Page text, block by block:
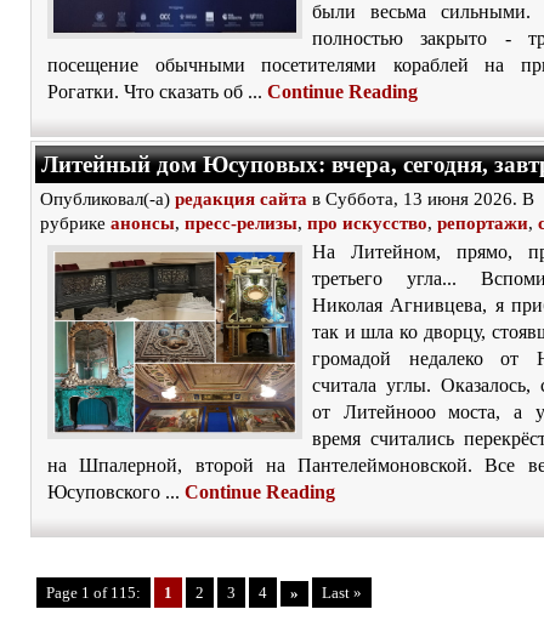
были весьма
полностью закрыто -
посещение обычными посетителями кораблей на
Рогатки. Что сказать об ... Continue Reading
Литейный дом Юсуповых: вчера, сегодня,
Опубликовал(-а) редакция сайта в Суббота, 13 июня 2026. В
рубрике анонсы, пресс-релизы, про искусство, репортажи,
На Литейном, прямо,
третьего угла...
Николая Агнивцева, я
так и шла ко дворцу,
громадой недалеко от
считала углы. Оказалось,
от Литейнооо моста, а
время считались
на Шпалерной, второй на Пантелеймоновской. Все
Юсуповского ... Continue Reading
Page 1 of 115: 1 2 3 4 » Last »